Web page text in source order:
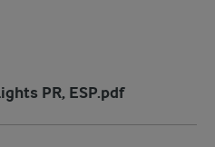
PR, ESP.pdf